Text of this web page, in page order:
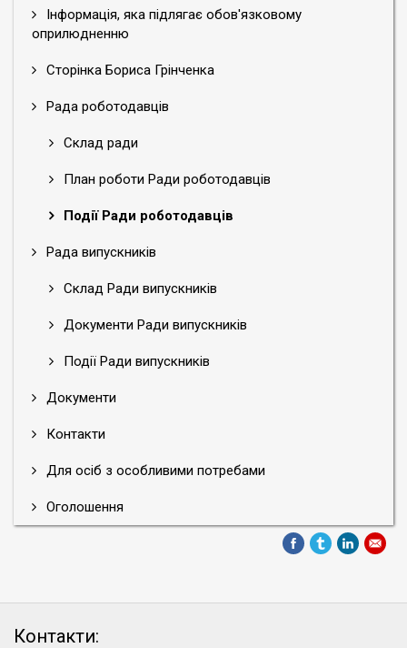
Інформація, яка підлягає обов'язковому
оприлюдненню
Сторінка Бориса Грінченка
Рада роботодавців
Склад ради
План роботи Ради роботодавців
Події Ради роботодавців
Рада випускників
Склад Ради випускників
Документи Ради випускників
Події Ради випускників
Документи
Контакти
Для осіб з особливими потребами
Оголошення
Контакти: